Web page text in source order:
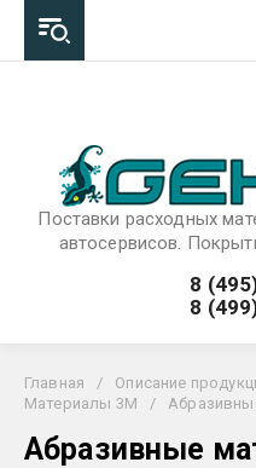
Поставки расходных
автосервисов.
8
8
Главная / Описание
Материалы 3M
/
Абразивные